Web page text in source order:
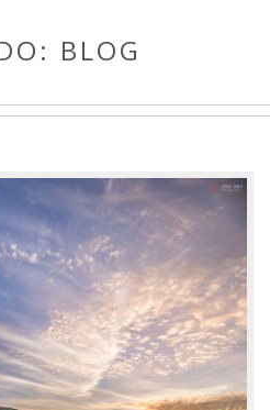
BLOG